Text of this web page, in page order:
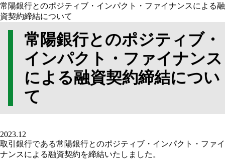
常陽銀行とのポジティブ・インパクト・ファイナンスによる融
資契約締結について
常陽銀行とのポジティブ・
インパクト・ファイナンス
による融資契約締結につい
て
2023.12
取引銀行である常陽銀行とのポジティブ・インパクト・ファイ
ナンスによる融資契約を締結いたしました。